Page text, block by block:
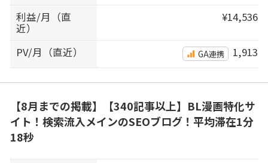
利益/月（直
近）
¥14,536
PV/月（直近） GA連携 1,913
【8月までの掲載】【340記事以上】BL漫画特化サ
イト！検索流入メインのSEOブログ！平均滞在1分
18秒